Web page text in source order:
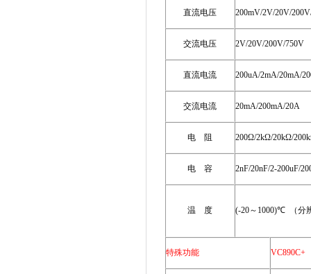
直流电压 200mV/2V/20V/
交流电压 2V/20V/200V/750V
直流电流 200uA/2mA/20mA/
交流电流 20mA/200mA/20A
电 阻 200Ω/2kΩ/20kΩ/200k
电 容 2nF/20nF/2-200uF/
温 度 (-20～ 1000)℃ （分
特殊功能 VC890C+